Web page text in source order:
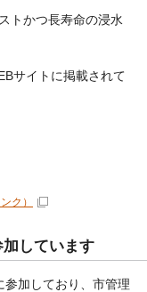
トかつ長寿命の浸水
サイトに掲載されて
ク）
しています
加しており、市管理